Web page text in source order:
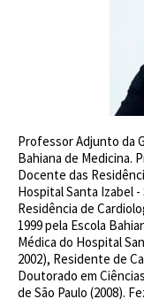
Professor Adjunto da
Bahiana de Medicina.
Docente das
Hospital Santa Izabel
Residência de
1999 pela Escola
Médica do Hospital
2002), Residente de
Doutorado em
de São Paulo (2008).